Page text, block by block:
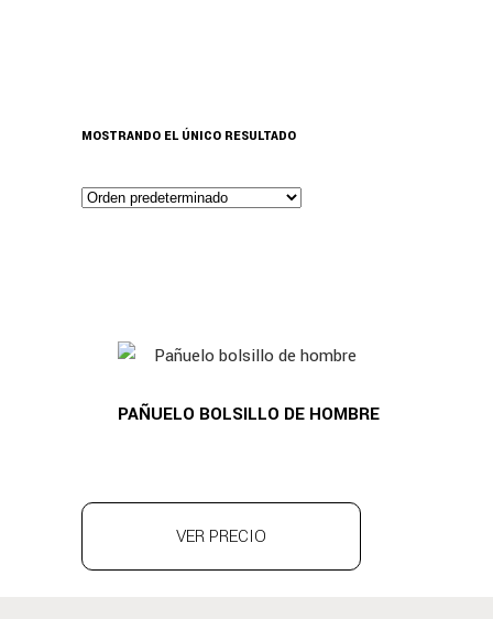
MOSTRANDO EL ÚNICO RESULTADO
PAÑUELO BOLSILLO DE HOMBRE
VER PRECIO